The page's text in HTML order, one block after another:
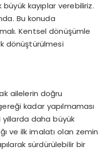
kayıplar verebiliriz.
Bu konuda
Kentsel dönüşümle
dönüştürülmesi
ailelerin doğru
kadar yapılmaması
daha büyük
ve ilk imalatı olan zemin
sürdürülebilir bir